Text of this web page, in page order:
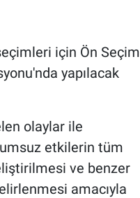
için Ön Seçim
yapılacak
olaylar ile
etkilerin tüm
ve benzer
amacıyla